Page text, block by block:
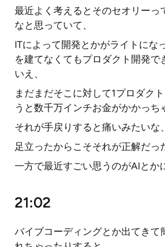
最近よく考えるとそのセオリーっ
なと思っていて、
ITによって開発とかがライトにな
を建てなくてもプロダクト開発で
いえ、
まだまだそこに対して1プロダク
うと数千万インチお金がかかっち
それが手戻りすると痛いみたいな、
足立ったからこそそれが正解だっ
一方で最近すごい思うのがAIとか
21:02
バイブコーディングとか出てきて